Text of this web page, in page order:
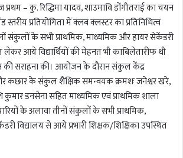
प्रथम – कु. रिद्धिमा यादव, शाउमावि डोंगीतराई का चयन
प्रतियोगिता में क्लब क्लस्टर का प्रतिनिधित्व
संकुलों के सभी प्राथमिक, माध्यमिक और हायर सेकेंडरी
आये विद्यार्थियों की मेहनत भी काबिलेतारीफ थी
की सराहना की। आयोजन के दौरान संकुल केंद्र
कछार के संकुल शैक्षिक समन्वयक क्रमशः जनेश्वर खरे,
कुमार डनसेना सहित माध्यमिक एवं प्राथमिक शाला
के अलावा तीनों संकुलों के सभी प्राथमिक,
विद्यालय से आये प्रभारी शिक्षक/शिक्षिका उपस्थित